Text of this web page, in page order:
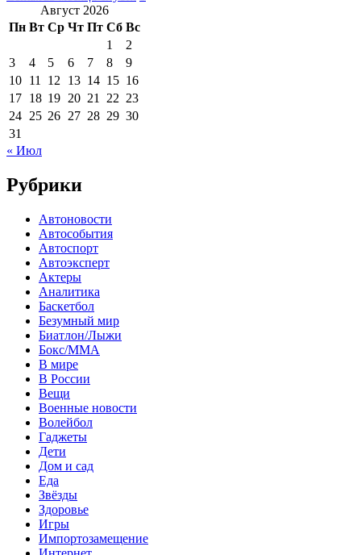
Август 2026
Пн Вт Ср Чт Пт Сб Вс
1
2
3
4 5 6 7 8
9
10 11 12 13 14 15 16
17 18 19 20 21 22 23
24 25 26 27 28 29 30
31
« Июл
Рубрики
Автоновости
Автособытия
Автоспорт
Автоэксперт
Актеры
Аналитика
Баскетбол
Безумный мир
Биатлон/Лыжи
Бокс/MMA
В мире
В России
Вещи
Военные новости
Волейбол
Гаджеты
Дети
Дом и сад
Еда
Звёзды
Здоровье
Игры
Импортозамещение